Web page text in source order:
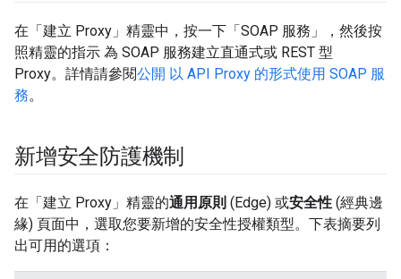
在「建立 Proxy」精靈中，按一下「SOAP 服務」
，然後按
照精靈的指示 為 SOAP 服務建立直通式或 REST 型
Proxy。詳情請參閱公開 以 API Proxy 的形式使用 SOAP 服
務。
新增安全防護機制
在「建立 Proxy」精靈的通用原則 (Edge) 或安全性 (經典邊
緣) 頁面中，選取您要新增的安全性授權類型。下表摘要列
出可用的選項：